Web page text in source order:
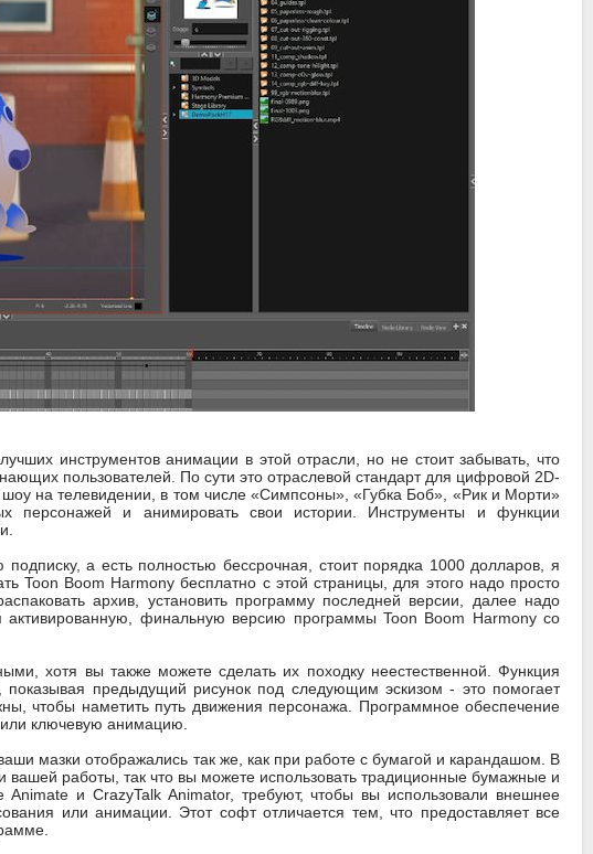
инструментов анимации в этой отрасли, но не стоит забывать, что
пользователей. По сути это отраслевой стандарт для цифровой 2D-
на телевидении, в том числе «Симпсоны», «Губка Боб», «Рик и Морти»
персонажей и анимировать свои истории. Инструменты и функции
а есть полностью бессрочная, стоит порядка 1000 долларов, я
Toon Boom Harmony бесплатно с этой страницы, для этого надо просто
архив, установить программу последней версии, далее надо
активированную, финальную версию программы Toon Boom Harmony со
хотя вы также можете сделать их походку неестественной. Функция
предыдущий рисунок под следующим эскизом - это помогает
чтобы наметить путь движения персонажа. Программное обеспечение
ключевую анимацию.
мазки отображались так же, как при работе с бумагой и карандашом. В
вашей работы, так что вы можете использовать традиционные бумажные и
и CrazyTalk Animator, требуют, чтобы вы использовали внешнее
или анимации. Этот софт отличается тем, что предоставляет все